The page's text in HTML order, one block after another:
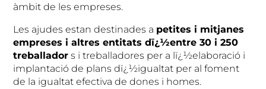
àmbit de les empreses.
Les ajudes estan destinades a petites i mitjanes
empreses i altres entitats dï¿½entre 30 i 250
treballador s i treballadores per a lï¿½elaboració i
implantació de plans dï¿½igualtat per al foment
de la igualtat efectiva de dones i homes.